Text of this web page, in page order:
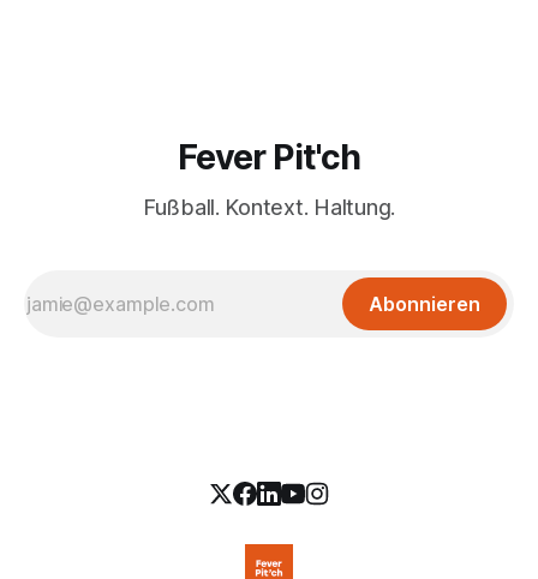
Fever Pit'ch
Fußball. Kontext. Haltung.
Abonnieren